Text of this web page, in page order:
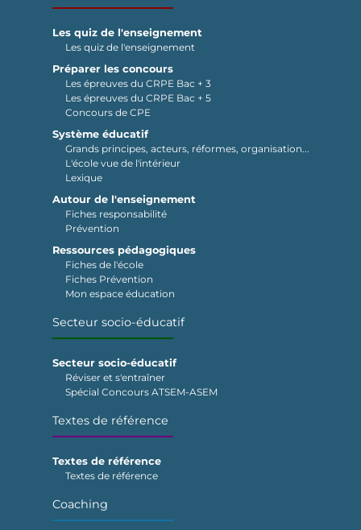
Les quiz de l'enseignement
Les quiz de l'enseignement
Préparer les concours
Les épreuves du CRPE Bac + 3
Les épreuves du CRPE Bac + 5
Concours de CPE
Système éducatif
Grands principes, acteurs, réformes, organisation...
L'école vue de l'intérieur
Lexique
Autour de l'enseignement
Fiches responsabilité
Prévention
Ressources pédagogiques
Fiches de l'école
Fiches Prévention
Mon espace éducation
Secteur socio-éducatif
Secteur socio-éducatif
Réviser et s'entraîner
Spécial Concours ATSEM-ASEM
Textes de référence
Textes de référence
Textes de référence
Coaching